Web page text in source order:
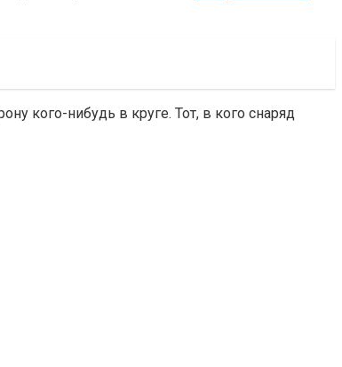
кого-нибудь в круге. Тот, в кого снаряд